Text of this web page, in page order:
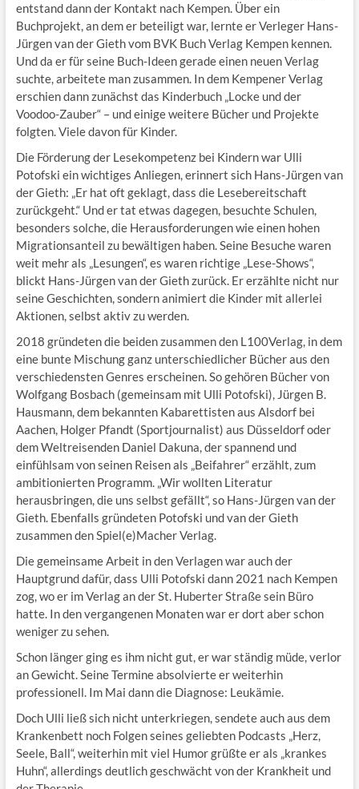
entstand dann der Kontakt nach Kempen. Über ein
Buchprojekt, an dem er beteiligt war, lernte er Verleger Hans-
Jürgen van der Gieth vom BVK Buch Verlag Kempen kennen.
Und da er für seine Buch-Ideen gerade einen neuen Verlag
suchte, arbeitete man zusammen. In dem Kempener Verlag
erschien dann zunächst das Kinderbuch „Locke und der
Voodoo-Zauber“ – und einige weitere Bücher und Projekte
folgten. Viele davon für Kinder.
Die Förderung der Lesekompetenz bei Kindern war Ulli
Potofski ein wichtiges Anliegen, erinnert sich Hans-Jürgen van
der Gieth: „Er hat oft geklagt, dass die Lesebereitschaft
zurückgeht.“ Und er tat etwas dagegen, besuchte Schulen,
besonders solche, die Herausforderungen wie einen hohen
Migrationsanteil zu bewältigen haben. Seine Besuche waren
weit mehr als „Lesungen“, es waren richtige „Lese-Shows“,
blickt Hans-Jürgen van der Gieth zurück. Er erzählte nicht nur
seine Geschichten, sondern animiert die Kinder mit allerlei
Aktionen, selbst aktiv zu werden.
2018 gründeten die beiden zusammen den L100Verlag, in dem
eine bunte Mischung ganz unterschiedlicher Bücher aus den
verschiedensten Genres erscheinen. So gehören Bücher von
Wolfgang Bosbach (gemeinsam mit Ulli Potofski), Jürgen B.
Hausmann, dem bekannten Kabarettisten aus Alsdorf bei
Aachen, Holger Pfandt (Sportjournalist) aus Düsseldorf oder
dem Weltreisenden Daniel Dakuna, der spannend und
einfühlsam von seinen Reisen als „Beifahrer“ erzählt, zum
ambitionierten Programm. „Wir wollten Literatur
herausbringen, die uns selbst gefällt“, so Hans-Jürgen van der
Gieth. Ebenfalls gründeten Potofski und van der Gieth
zusammen den Spiel(e)Macher Verlag.
Die gemeinsame Arbeit in den Verlagen war auch der
Hauptgrund dafür, dass Ulli Potofski dann 2021 nach Kempen
zog, wo er im Verlag an der St. Huberter Straße sein Büro
hatte. In den vergangenen Monaten war er dort aber schon
weniger zu sehen.
Schon länger ging es ihm nicht gut, er war ständig müde, verlor
an Gewicht. Seine Termine absolvierte er weiterhin
professionell. Im Mai dann die Diagnose: Leukämie.
Doch Ulli ließ sich nicht unterkriegen, sendete auch aus dem
Krankenbett noch Folgen seines geliebten Podcasts „Herz,
Seele, Ball“, weiterhin mit viel Humor grüßte er als „krankes
Huhn“, allerdings deutlich geschwächt von der Krankheit und